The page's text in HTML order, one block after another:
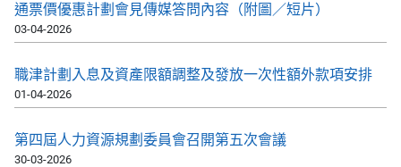
通票價優惠計劃會見傳媒答問內容（附圖／短片）
03-04-2026
職津計劃入息及資產限額調整及發放一次性額外款項安排
01-04-2026
第四屆人力資源規劃委員會召開第五次會議
30-03-2026